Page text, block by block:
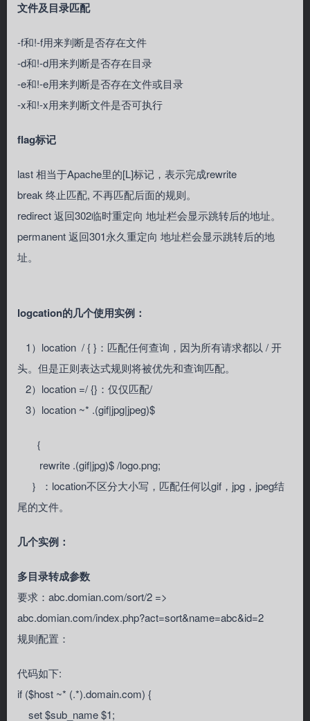
文件及目录匹配
-f和!-f用来判断是否存在文件
-d和!-d用来判断是否存在目录
-e和!-e用来判断是否存在文件或目录
-x和!-x用来判断文件是否可执行
flag标记
last 相当于Apache里的[L]标记，表示完成rewrite
break 终止匹配, 不再匹配后面的规则。
redirect 返回302临时重定向 地址栏会显示跳转后的地址。
permanent 返回301永久重定向 地址栏会显示跳转后的地
址。
logcation的几个使用实例：
1）location / { }：匹配任何查询，因为所有请求都以 / 开
头。但是正则表达式规则将被优先和查询匹配。
2）location =/ {}：仅仅匹配/
3）location ~* .(gif|jpg|jpeg)$
｛
rewrite .(gif|jpg)$ /logo.png;
｝：location不区分大小写，匹配任何以gif，jpg，jpeg结
尾的文件。
几个实例：
多目录转成参数
要求：abc.domian.com/sort/2 =>
abc.domian.com/index.php?act=sort&name=abc&id=2
规则配置：
代码如下:
if ($host ~* (.*).domain.com) {
set $sub_name $1;